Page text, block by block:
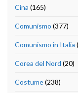
Cina (165)
Comunismo (377)
Comunismo in Italia
Corea del Nord (20)
Costume(238)